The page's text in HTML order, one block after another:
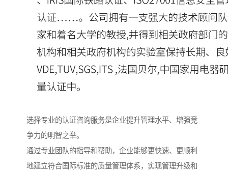
选择专业的认证咨询服务是企业提升管理水平、增强竞
争力的明智之举。
通过专业团队的指导和帮助，企业能够更快速、更顺利
地建立符合国际标准的质量管理体系，实现管理升级和